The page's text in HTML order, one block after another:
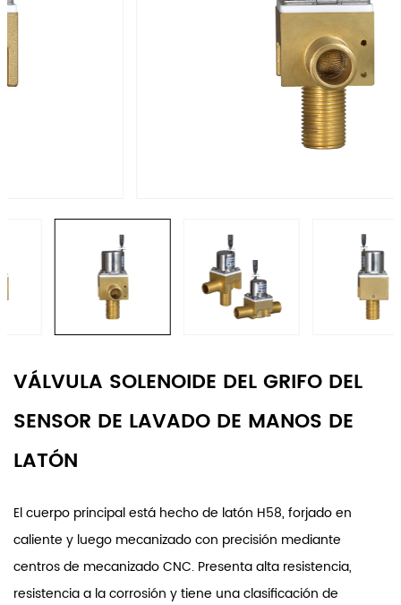
VÁLVULA SOLENOIDE DEL GRIFO DEL
SENSOR DE LAVADO DE MANOS DE
LATÓN
El cuerpo principal está hecho de latón H58, forjado en
caliente y luego mecanizado con precisión mediante
centros de mecanizado CNC. Presenta alta resistencia,
resistencia a la corrosión y tiene una clasificación de